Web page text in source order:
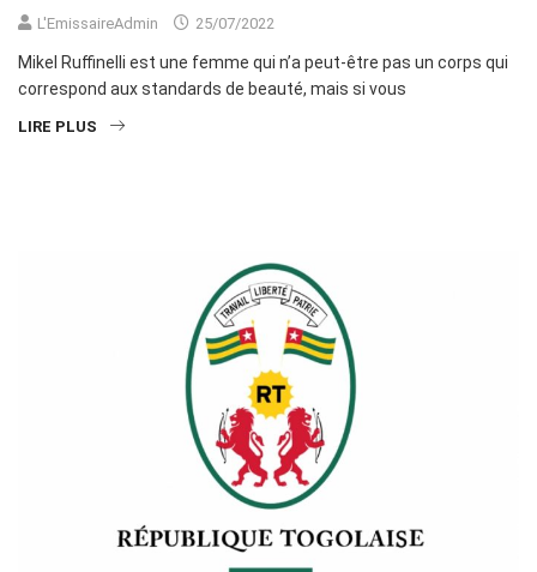
L'EmissaireAdmin 25/07/2022
Mikel Ruffinelli est une femme qui n’a peut-être pas un corps qui
correspond aux standards de beauté, mais si vous
LIRE PLUS